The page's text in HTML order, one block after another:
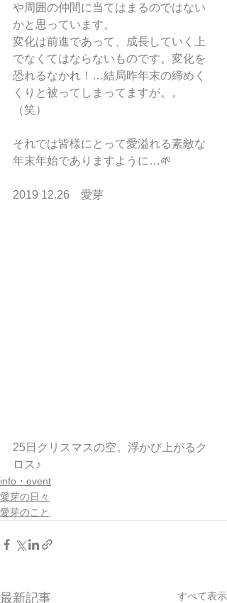
や周囲の仲間に当てはまるのではない
かと思っています。
変化は前進であって、成長していく上
でなくてはならないものです。変化を
恐れるなかれ！…結局昨年末の締めく
くりと被ってしまってますが。。
（笑）
それでは皆様にとって愛溢れる素敵な
年末年始でありますように…🌱
2019 12.26　愛芽
25日クリスマスの空。浮かび上がるク
ロス♪
info・event
愛芽の日々
愛芽のこと
最新記事 すべて表示